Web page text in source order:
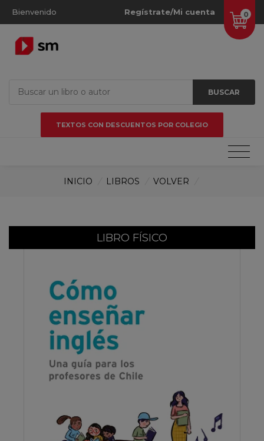
Bienvenido 0
Regístrate/Mi cuenta
BUSCAR
TEXTOS CON DESCUENTOS POR COLEGIO
INICIO LIBROS VOLVER
LIBRO FÍSICO